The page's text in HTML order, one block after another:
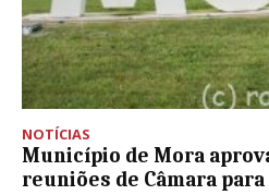
NOTÍCIAS
Município de Mora
reuniões de Câmara para